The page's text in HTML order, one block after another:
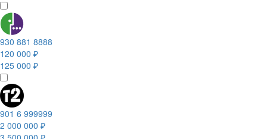
930 881 8888
120 000 ₽
125 000 ₽
901 6 999999
2 000 000 ₽